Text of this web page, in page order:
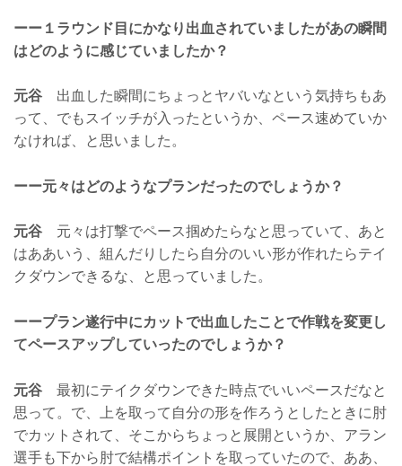
ーー１ラウンド目にかなり出血されていましたがあの瞬間
はどのように感じていましたか？
元谷 出血した瞬間にちょっとヤバいなという気持ちもあ
って、でもスイッチが入ったというか、ペース速めていか
なければ、と思いました。
ーー元々はどのようなプランだったのでしょうか？
元谷 元々は打撃でペース掴めたらなと思っていて、あと
はああいう、組んだりしたら自分のいい形が作れたらテイ
クダウンできるな、と思っていました。
ーープラン遂行中にカットで出血したことで作戦を変更し
てペースアップしていったのでしょうか？
元谷 最初にテイクダウンできた時点でいいペースだなと
思って。で、上を取って自分の形を作ろうとしたときに肘
でカットされて、そこからちょっと展開というか、アラン
選手も下から肘で結構ポイントを取っていたので、ああ、